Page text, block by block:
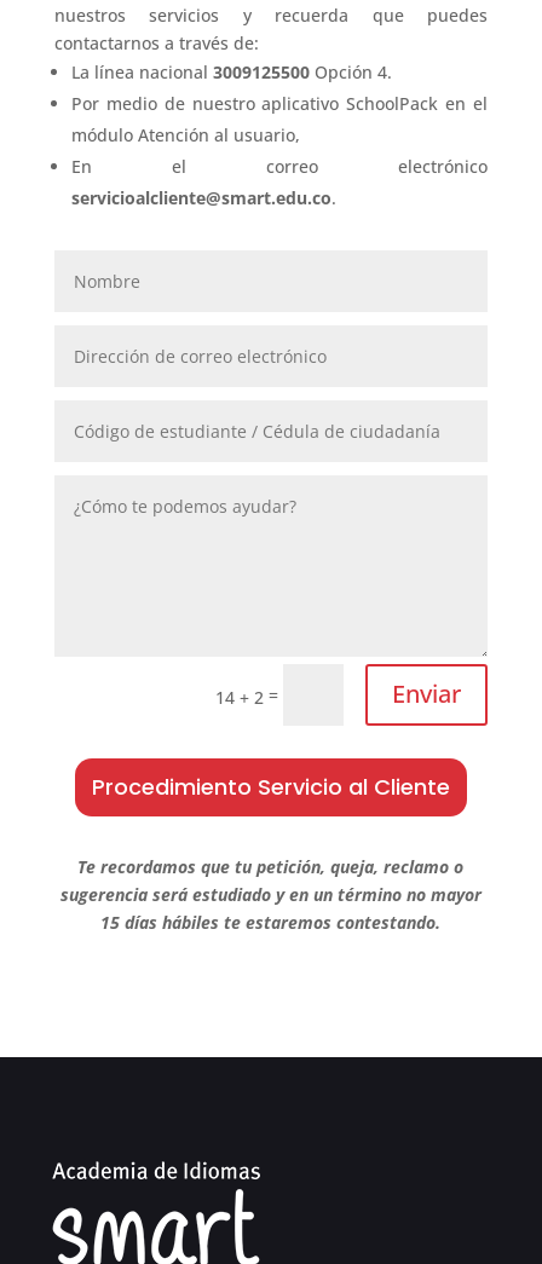
nuestros servicios y recuerda que puedes
contactarnos a través de:
La línea nacional 3009125500Opción 4.
Por medio de nuestro aplicativo SchoolPack en el
módulo Atención al usuario,
En el correo electrónico
servicioalcliente@smart.edu.co.
14 + 2 = Enviar
Procedimiento Servicio al Cliente
Te recordamos que tu petición, queja, reclamo o
sugerencia será estudiado y en un término no mayor
15 días hábiles te estaremos contestando.